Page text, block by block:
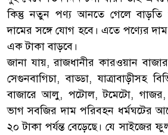
কিন্তু নতুন পণ্য আনতে গেলে বাড়তি
দামের সঙ্গে যোগ হবে। এতে পণ্যের
এক টাকা বাড়বে।
জানা যায়, রাজধানীর কারওয়ান
সেগুনবাগিচা, বাড্ডা, যাত্রাবাড়ীসহ
বাজারে আলু, পটোল, টমেটো, গাজর,
ভাগ সবজির দাম পরিবহন ধর্মঘটের
২০ টাকা পর্যন্ত বেড়েছে। যে